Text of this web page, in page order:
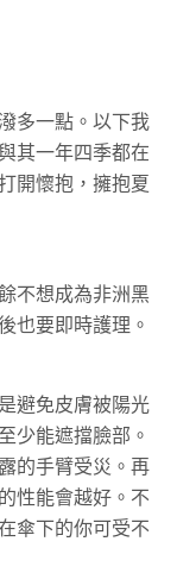
多一點。以下我
其一年四季都在
開懷抱，擁抱夏
不想成為非洲黑
也要即時護理。
避免皮膚被陽光
少能遮擋臉部。
的手臂受災。再
性能會越好。不
傘下的你可受不